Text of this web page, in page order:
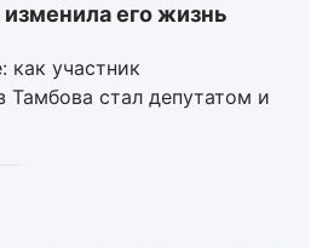
его жизнь
участник
Тамбова стал депутатом и